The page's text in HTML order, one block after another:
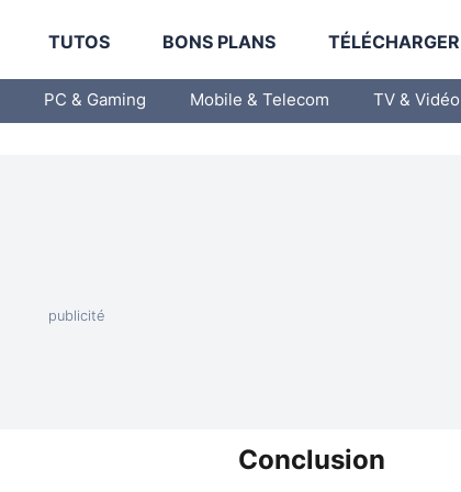
TUTOS BONS PLANS TÉLÉCHARGER
PC & Gaming Mobile & Telecom TV & Vidéo
Conclusion